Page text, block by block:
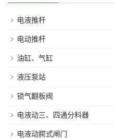
电液推杆
电动推杆
油缸、气缸
液压泵站
锁气翻板阀
电液动三、四通分料器
电液动腭式闸门